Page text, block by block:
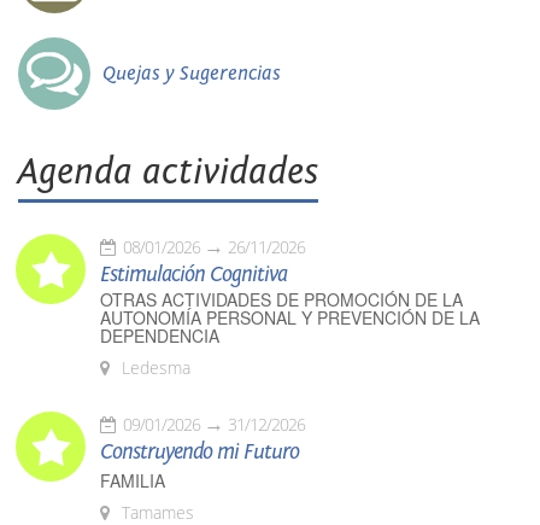
Quejas y Sugerencias
Agenda actividades
08/01/2026 26/11/2026
Estimulación Cognitiva
OTRAS ACTIVIDADES DE PROMOCIÓN DE LA
AUTONOMÍA PERSONAL Y PREVENCIÓN DE LA
DEPENDENCIA
Ledesma
09/01/2026 31/12/2026
Construyendo mi Futuro
FAMILIA
Tamames